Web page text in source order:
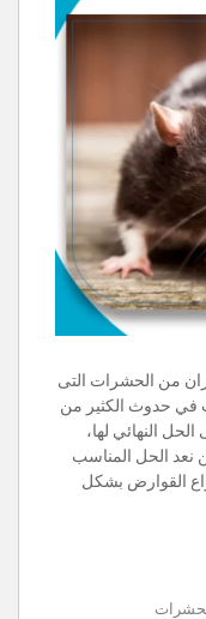
من الحشرات التى
في حدوث الكثير من
النهائي لها،
الحل المناسب
القوارض بشكل